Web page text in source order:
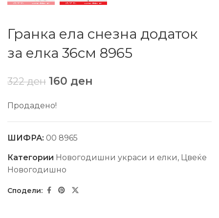
Гранка ела снезна додаток
за елка 36см 8965
322ден 160 ден
Продадено!
ШИФРА: 00 8965
Категории Новогодишни украси и елки, Цвеќе
Новогодишно